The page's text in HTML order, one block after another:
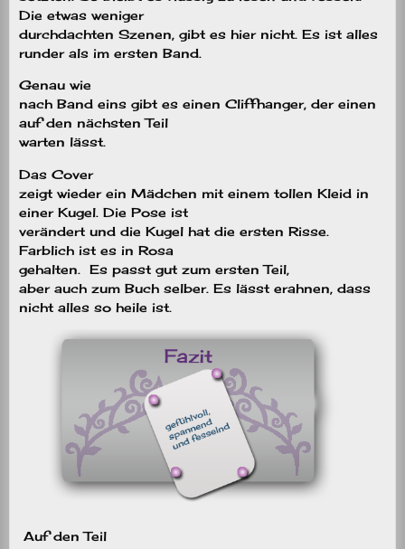
Die etwas weniger
durchdachten Szenen, gibt es hier nicht. Es ist alles
runder als im ersten Band.
Genau wie
nach Band eins gibt es einen Cliffhanger, der einen
auf den nächsten Teil
warten lässt.
Das Cover
zeigt wieder ein Mädchen mit einem tollen Kleid in
einer Kugel. Die Pose ist
verändert und die Kugel hat die ersten Risse.
Farblich ist es in Rosa
gehalten. Es passt gut zum ersten Teil,
aber auch zum Buch selber. Es lässt erahnen, dass
nicht alles so heile ist.
Auf den Teil